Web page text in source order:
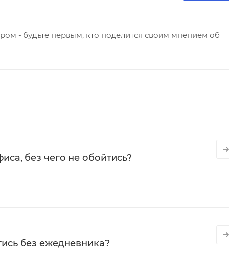
- будьте первым, кто поделится своим мнением об
без чего не обойтись?
без ежедневника?